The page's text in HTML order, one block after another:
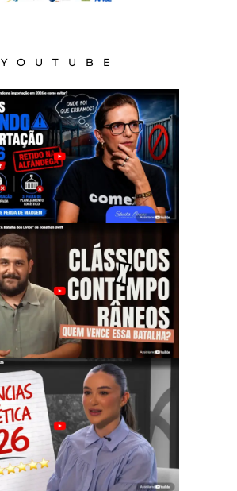
YOUTUBE